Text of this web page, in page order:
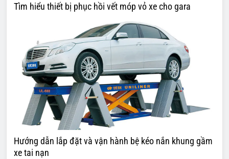
Tìm hiểu thiết bị phục hồi vết móp vỏ xe cho gara
Hướng dẫn lắp đặt và vận hành bệ kéo nắn khung gầm
xe tai nạn